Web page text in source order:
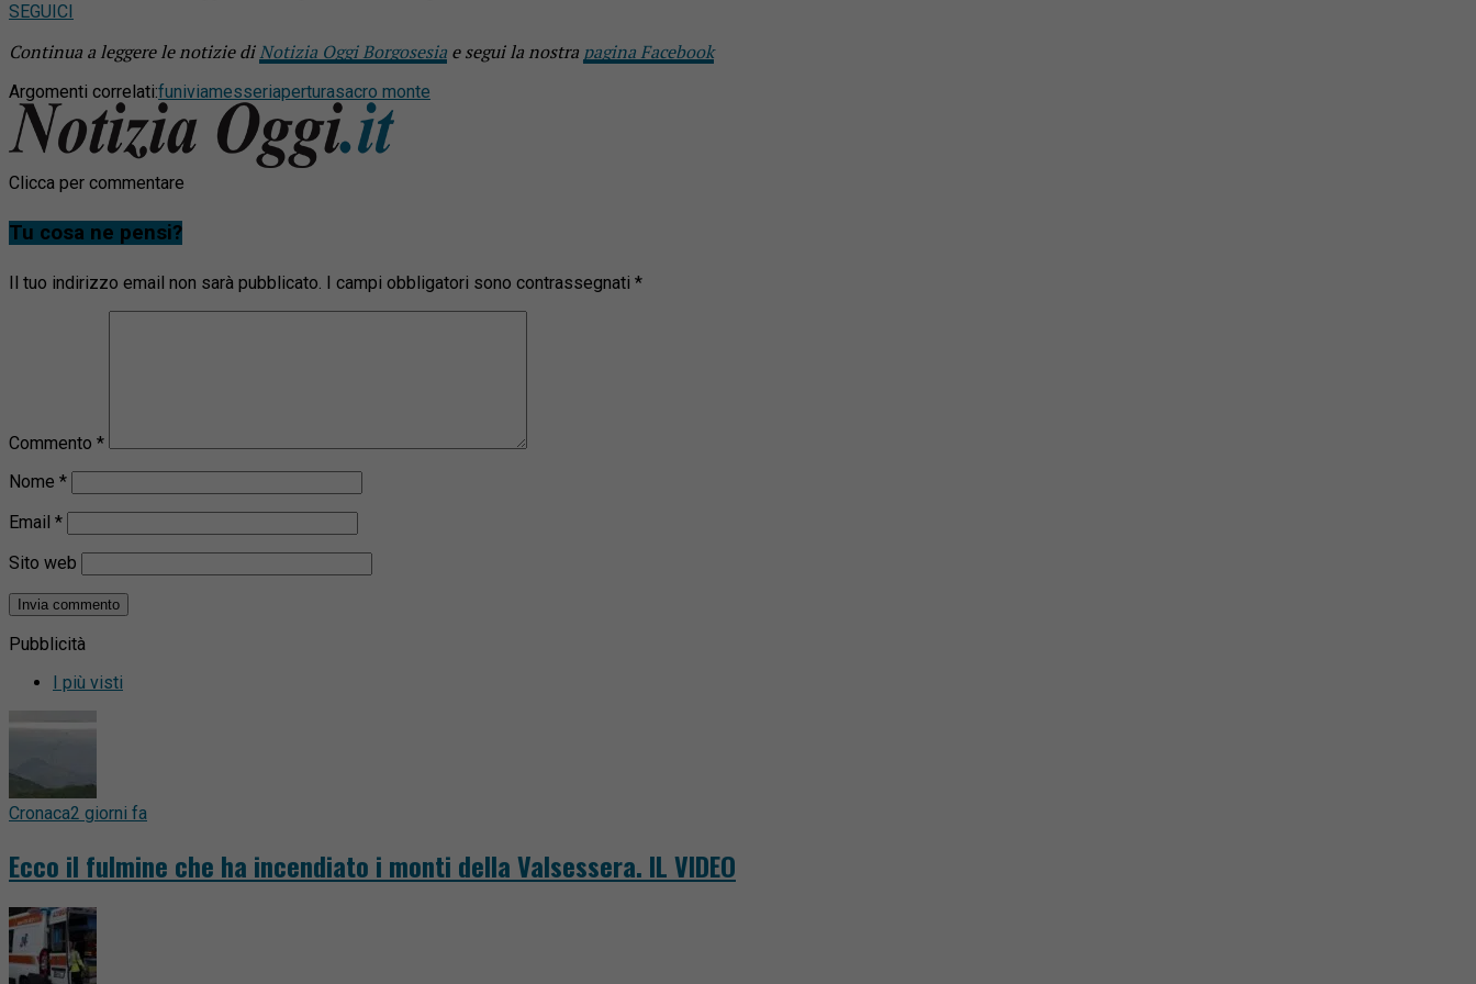
SEGUICI
Continua a leggere le notizie diNotizia Oggi Borgosesia e segui la nostra pagina Facebook
Argomenti correlati:funiviamesseriaperturasacro monte
Clicca per commentare
Tu cosa ne pensi?
Il tuo indirizzo email non sarà pubblicato. I campi obbligatori sono contrassegnati *
Commento *
Nome *
Email *
Sito web
Pubblicità
I più visti
Cronaca2 giorni fa
Ecco il fulmine che ha incendiato i monti della Valsessera. IL VIDEO